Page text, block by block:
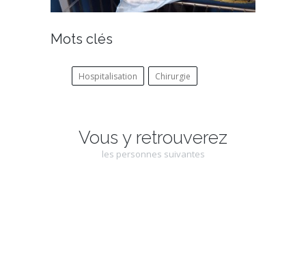
Mots clés
Hospitalisation Chirurgie
Vous y retrouverez
les personnes suivantes